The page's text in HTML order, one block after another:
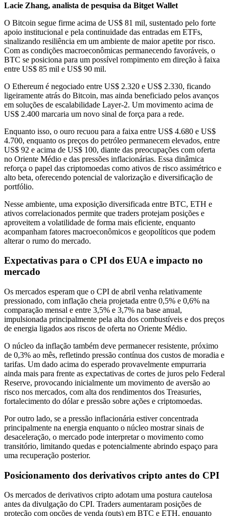
Lacie Zhang, analista de pesquisa da Bitget Wallet
O Bitcoin segue firme acima de US$ 81 mil, sustentado pelo forte
apoio institucional e pela continuidade das entradas em ETFs,
sinalizando resiliência em um ambiente de maior apetite por risco.
Com as condições macroeconômicas permanecendo favoráveis, o
BTC se posiciona para um possível rompimento em direção à faixa
entre US$ 85 mil e US$ 90 mil.
O Ethereum é negociado entre US$ 2.320 e US$ 2.330, ficando
ligeiramente atrás do Bitcoin, mas ainda beneficiado pelos avanços
em soluções de escalabilidade Layer-2. Um movimento acima de
US$ 2.400 marcaria um novo sinal de força para a rede.
Enquanto isso, o ouro recuou para a faixa entre US$ 4.680 e US$
4.700, enquanto os preços do petróleo permanecem elevados, entre
US$ 92 e acima de US$ 100, diante das preocupações com oferta
no Oriente Médio e das pressões inflacionárias. Essa dinâmica
reforça o papel das criptomoedas como ativos de risco assimétrico e
alto beta, oferecendo potencial de valorização e diversificação de
portfólio.
Nesse ambiente, uma exposição diversificada entre BTC, ETH e
ativos correlacionados permite que traders protejam posições e
aproveitem a volatilidade de forma mais eficiente, enquanto
acompanham fatores macroeconômicos e geopolíticos que podem
alterar o rumo do mercado.
Expectativas para o CPI dos EUA e impacto no
mercado
Os mercados esperam que o CPI de abril venha relativamente
pressionado, com inflação cheia projetada entre 0,5% e 0,6% na
comparação mensal e entre 3,5% e 3,7% na base anual,
impulsionada principalmente pela alta dos combustíveis e dos preços
de energia ligados aos riscos de oferta no Oriente Médio.
O núcleo da inflação também deve permanecer resistente, próximo
de 0,3% ao mês, refletindo pressão contínua dos custos de moradia e
tarifas. Um dado acima do esperado provavelmente empurraria
ainda mais para frente as expectativas de cortes de juros pelo Federal
Reserve, provocando inicialmente um movimento de aversão ao
risco nos mercados, com alta dos rendimentos dos Treasuries,
fortalecimento do dólar e pressão sobre ações e criptomoedas.
Por outro lado, se a pressão inflacionária estiver concentrada
principalmente na energia enquanto o núcleo mostrar sinais de
desaceleração, o mercado pode interpretar o movimento como
transitório, limitando quedas e potencialmente abrindo espaço para
uma recuperação posterior.
Posicionamento dos derivativos cripto antes do CPI
Os mercados de derivativos cripto adotam uma postura cautelosa
antes da divulgação do CPI. Traders aumentaram posições de
proteção com opções de venda (puts) em BTC e ETH, enquanto